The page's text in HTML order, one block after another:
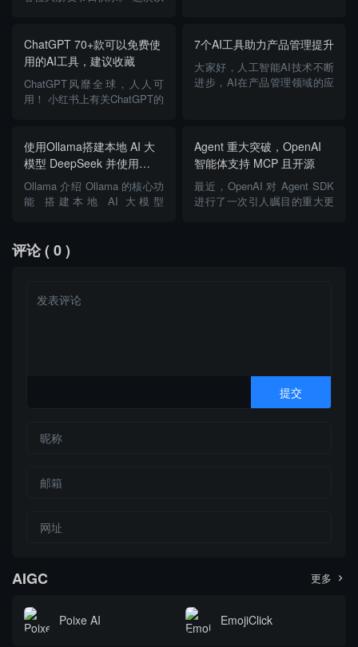
的默认V5.1版本。 图画场景是
一个男孩和一个女孩在田野玩
耍&...
炸的时代，A...
ChatGPT 70+款可以免费使
用的AI工具，建议收藏
ChatGPT风靡全球，人人可
用！ 小红书上有关ChatGPT的
讨论最为热烈的，要数
“ChatGPT使用教程”。&#...
7个AI工具助力产品管理提升
大家好，人工智能AI技术不断
进步，AI在产品管理领域的应
或缺的强大伙伴。本文将介绍
七个AI工具ÿ...
使用Ollama搭建本地 AI 大
模型 DeepSeek 并使用
Web 界面调用
Ollama 介绍 Ollama 的核心功
能 搭建本地 AI 大模型
Ollama 步骤 2：下载并运行
DeepSeek 模型 步骤 3&#...
Agent 重大突破，OpenAI
智能体支持 MCP 且开源
最近，OpenAI 对 Agent SDK
进行了一次引人瞩目的重大更
评论( 0 )
AIGC 更多 
Poixe AI EmojiClick